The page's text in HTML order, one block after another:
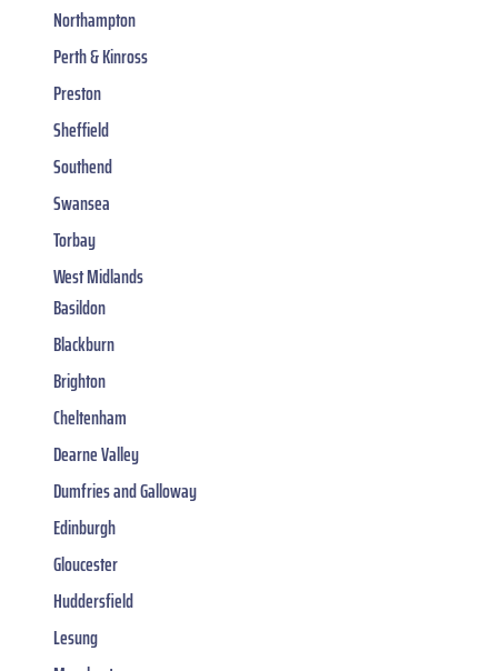
Northampton
Perth & Kinross
Preston
Sheffield
Southend
Swansea
Torbay
West Midlands
Basildon
Blackburn
Brighton
Cheltenham
Dearne Valley
Dumfries and Galloway
Edinburgh
Gloucester
Huddersfield
Lesung